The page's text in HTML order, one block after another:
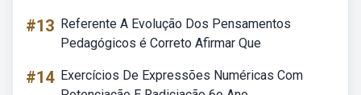
#13 Referente A Evolução Dos Pensamentos
Pedagógicos é Correto Afirmar Que
#14 Exercícios De Expressões Numéricas Com